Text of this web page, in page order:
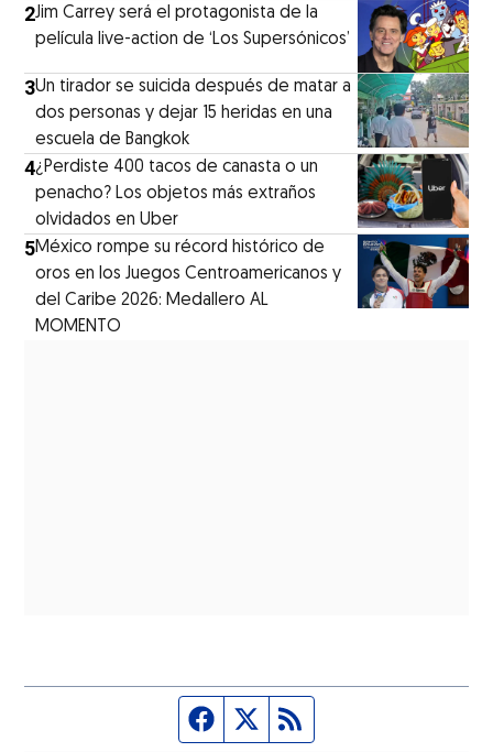
2Jim Carrey será el protagonista de la
película live-action de ‘Los Supersónicos’
3Un tirador se suicida después de matar a
dos personas y dejar 15 heridas en una
escuela de Bangkok
4¿Perdiste 400 tacos de canasta o un
penacho? Los objetos más extraños
olvidados en Uber
5México rompe su récord histórico de
oros en los Juegos Centroamericanos y
del Caribe 2026: Medallero AL
MOMENTO
Página de Facebook
Fuente Twitter